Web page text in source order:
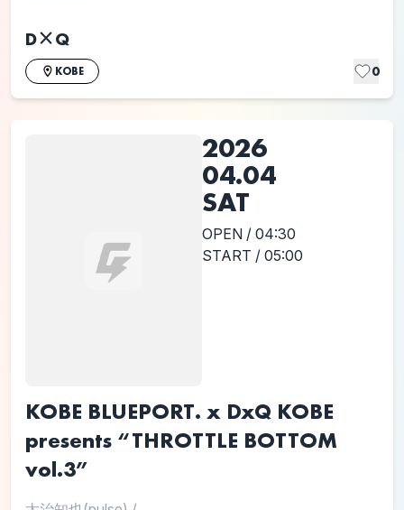
D×Q
KOBE 0
2026
04.04
SAT
OPEN / 04:30
START / 05:00
KOBE BLUEPORT. x DxQ KOBE
presents “THROTTLE BOTTOM
vol.3”